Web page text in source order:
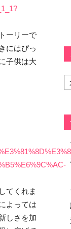
ーリーで
にはぴっ
子供は大
てくれま
よっては
しさを加
カ
テ
ー